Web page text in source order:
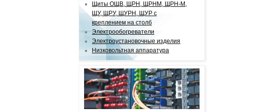
Щиты ОЩВ, ЩРН, ЩРНМ, ЩРН-М,
ЩУ, ЩРУ, ЩУРН, ЩУР с
креплением на столб
Электрообогреватели
Электроустановочные изделия
Низковольтная аппаратура